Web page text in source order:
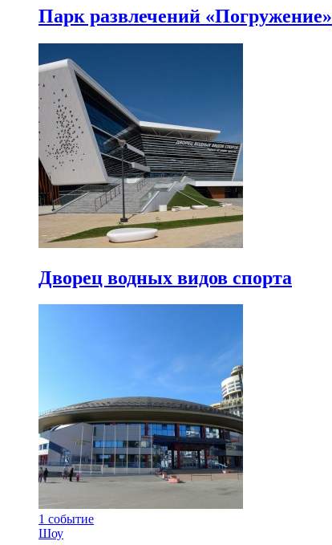
Парк развлечений «Погружение»
Дворец водных видов спорта
1 событие
Шоу